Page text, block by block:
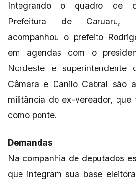
Integrando o quadro de
Prefeitura de Caruaru,
acompanhou o prefeito
em agendas com o
Nordeste e superintendente
Câmara e Danilo Cabral são
militância do ex-vereador, que
como ponte.
Demandas
Na companhia de deputados
que integram sua base